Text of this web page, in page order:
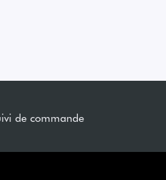
de commande